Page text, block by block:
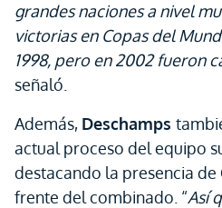
grandes naciones a nivel
victorias en Copas del
1998, pero en 2002 fueron
señaló.
Además, Deschamps
actual proceso del equipo
destacando la presencia de
frente del combinado. “Así